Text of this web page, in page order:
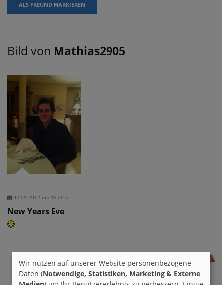
ALS FREUND MARKIEREN
Bild von Mathias2905
02.01.2012 um 18:20 h
New Years Eve
Wir nutzen auf unserer Website personenbezogene
Daten (Notwendige, Statistiken, Marketing & Externe